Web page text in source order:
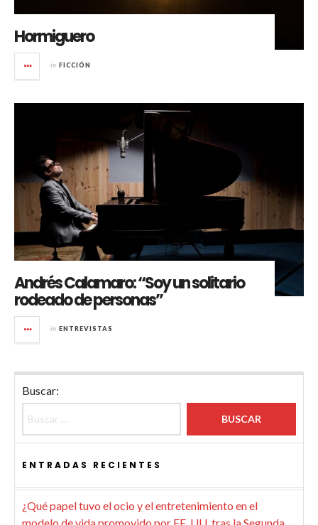
Hormiguero
in FICCIÓN
Andrés Calamaro: “Soy un solitario
rodeado de personas”
in ENTREVISTAS
Buscar:
ENTRADAS RECIENTES
¿Qué papel tuvo el ocio y el entretenimiento en el